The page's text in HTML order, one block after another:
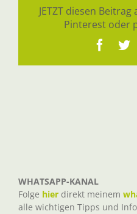
JETZT diesen
Pinterest oder
WHATSAPP-KANAL
Folge hier direkt meinem
alle wichtigen Tipps und